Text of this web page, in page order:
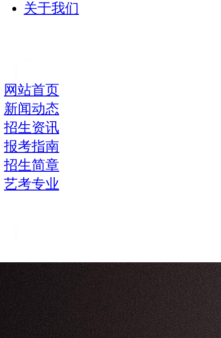
关于我们
网站首页
新闻动态
招生资讯
报考指南
招生简章
艺考专业